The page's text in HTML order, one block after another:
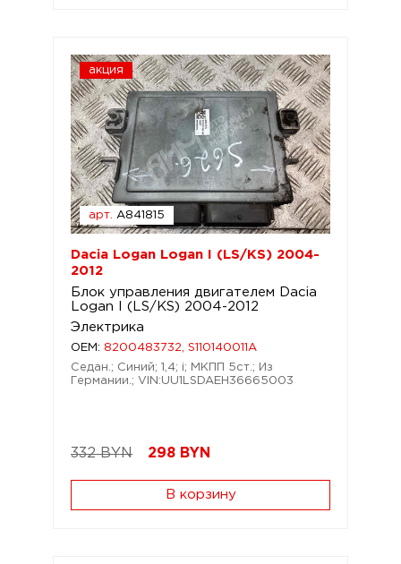
акция
арт. A841815
Dacia Logan Logan I (LS/KS) 2004-
2012
Блок управления двигателем Dacia
Logan I (LS/KS) 2004-2012
Электрика
OEM: 8200483732, S110140011A
Седан.; Синий; 1,4; i; МКПП 5ст.; Из
Германии.; VIN:UU1LSDAEH36665003
332 BYN 298 BYN
В корзину